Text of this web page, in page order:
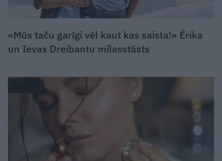
«Mūs taču garīgi vēl kaut kas saista!» Ērika
un Ievas Dreibantu mīlasstāsts